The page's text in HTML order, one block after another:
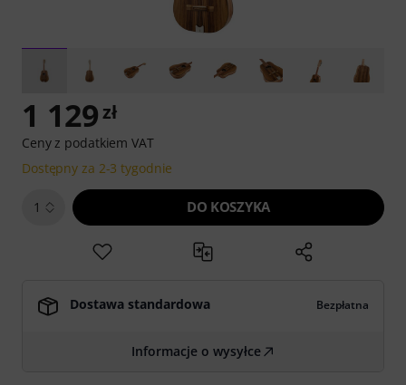
1 129zł
Ceny z podatkiem VAT
Dostępny za 2-3 tygodnie
1 DO KOSZYKA
Dostawa standardowa Bezpłatna
Informacje o wysyłce